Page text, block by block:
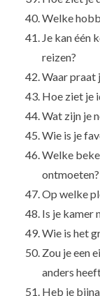
Welke
Je kan één
reizen?
Waar praat
Hoe ziet je
Wat zijn je
Wie is je
Welke
ontmoeten?
Op welke
Is je kamer
Wie is het
Zou je een
anders
Heb je